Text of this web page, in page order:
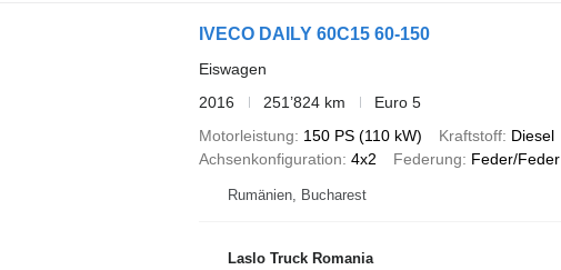
IVECO DAILY 60C15 60-150
Eiswagen
2016
251’824 km
Euro 5
Motorleistung
150 PS (110 kW) Kraftstoff Diesel
Achsenkonfiguration 4x2 Federung Feder/Feder
Rumänien, Bucharest
Laslo Truck Romania